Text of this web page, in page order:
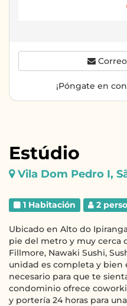
Estúdio
Vila Dom Pedro I,
1 Habitación 2
Ubicado en Alto do
pie del metro y muy cerca
Fillmore, Nawaki Sushi,
unidad es completa y bien
necesario para que te
condominio ofrece
y portería 24 horas para
¡Póngate en